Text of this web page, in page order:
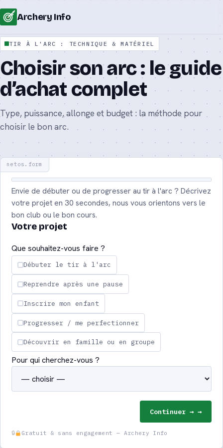
Archery Info
Technique de tir à l’arc : le guide
complet
Comment tenir un arc correctement
Matériel de tir à l’arc : l’équipement
décrypté
Choisir son arc : le guide d’achat complet
Quel arc pour débuter au tir à l’arc ?
Arc à poulies ou arc classique : lequel
choisir ?
Clubs et cours de tir à l’arc : bien
débuter accompagné
Cours de tir à l’arc pour débutant :
comment ça se passe
Le tir à l’arc pour enfant : à partir de
quel âge ?
Lexique du tir à l’arc : les termes
Contact — Archery Info
TIR À L'ARC : TECHNIQUE & MATÉRIEL
Choisir son arc : le guide
d’achat complet
Type, puissance, allonge et budget : la méthode pour
choisir le bon arc.
Envie de débuter ou de progresser au tir à l'arc ? Décrivez
votre projet en 30 secondes, nous vous orientons vers le
bon club ou le bon cours.
Votre projet
Que souhaitez-vous faire ?
Débuter le tir à l'arc
Reprendre après une pause
Inscrire mon enfant
Progresser / me perfectionner
Découvrir en famille ou en groupe
Pour qui cherchez-vous ?
Continuer →
Gratuit & sans engagement — Archery Info